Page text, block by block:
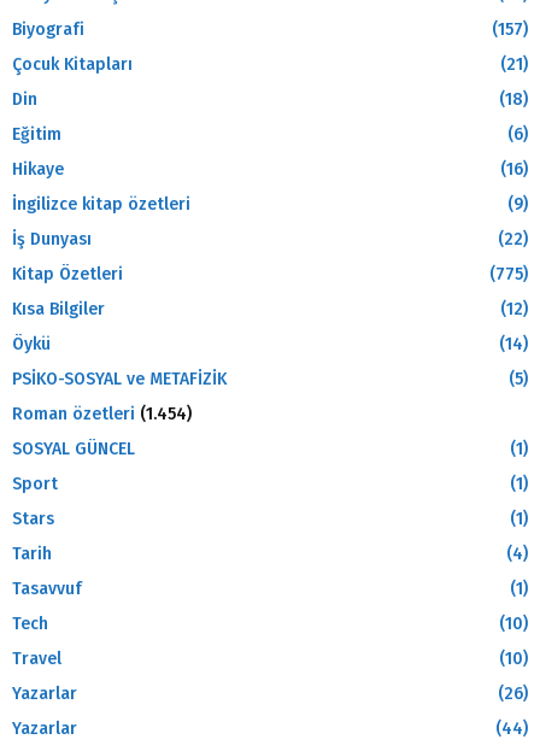
Biyografi
(157)
Çocuk Kitapları
(21)
Din
(18)
Eğitim
(6)
Hikaye
(16)
İngilizce kitap özetleri
(9)
İş Dunyası
(22)
Kitap Özetleri
(775)
Kısa Bilgiler
(12)
Öykü
(14)
PSİKO-SOSYAL ve METAFİZİK
(5)
Roman özetleri (1.454)
SOSYAL GÜNCEL
(1)
Sport
(1)
Stars
(1)
Tarih
(4)
Tasavvuf
(1)
Tech
(10)
Travel
(10)
Yazarlar
(26)
Yazarlar
(44)